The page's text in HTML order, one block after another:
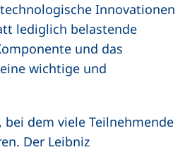
Innovationen
lediglich belastende
und das
wichtige und
dem viele Teilnehmende
Der Leibniz